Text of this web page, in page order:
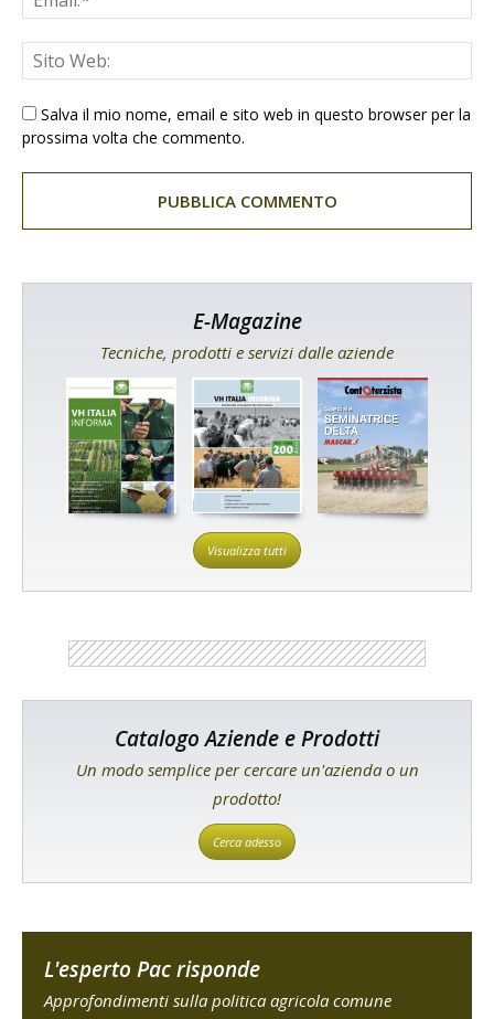
Salva il mio nome, email e sito web in questo browser per la
prossima volta che commento.
E-Magazine
Tecniche, prodotti e servizi dalle aziende
Visualizza tutti
Catalogo Aziende e Prodotti
Un modo semplice per cercare un'azienda o un
prodotto!
Cerca adesso
L'esperto Pac risponde
Approfondimenti sulla politica agricola comune